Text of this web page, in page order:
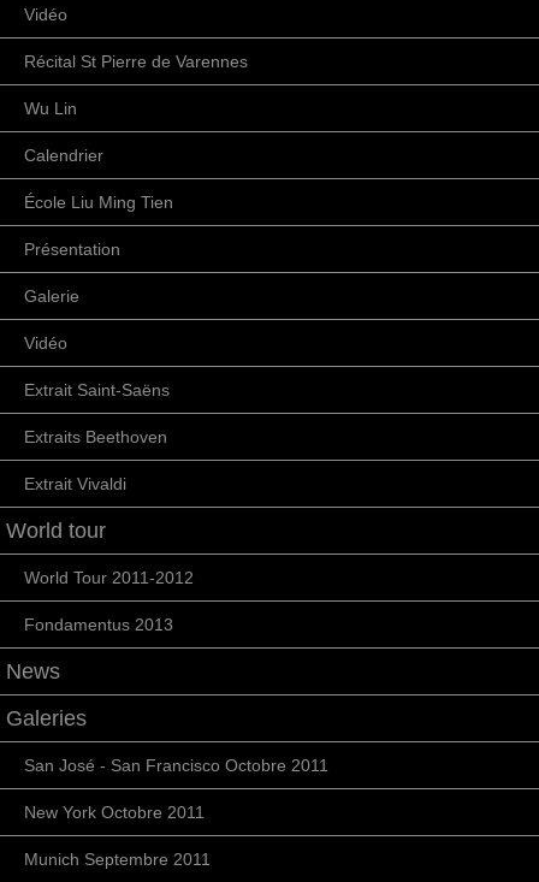
Vidéo
Récital St Pierre de Varennes
Wu Lin
Calendrier
École Liu Ming Tien
Présentation
Galerie
Vidéo
Extrait Saint-Saëns
Extraits Beethoven
Extrait Vivaldi
World tour
World Tour 2011-2012
Fondamentus 2013
News
Galeries
San José - San Francisco Octobre 2011
New York Octobre 2011
Munich Septembre 2011